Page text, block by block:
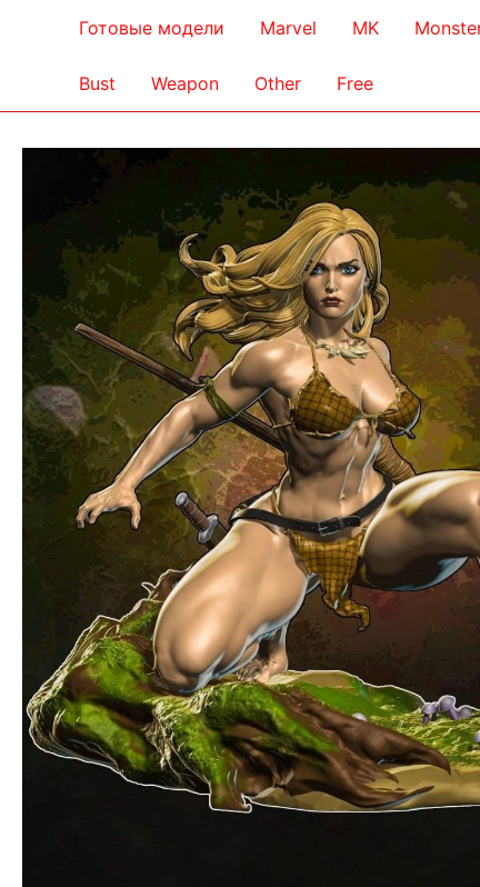
Готовые модели Marvel MK
Bust Weapon Other Free